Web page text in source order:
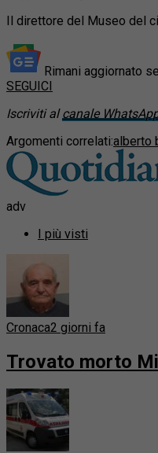
Il direttore del Museo del
Rimani aggiornato
SEGUICI
Iscriviti alcanale
Argomenti correlati:alberto
adv
I più visti
Cronaca2 giorni fa
Trovato morto